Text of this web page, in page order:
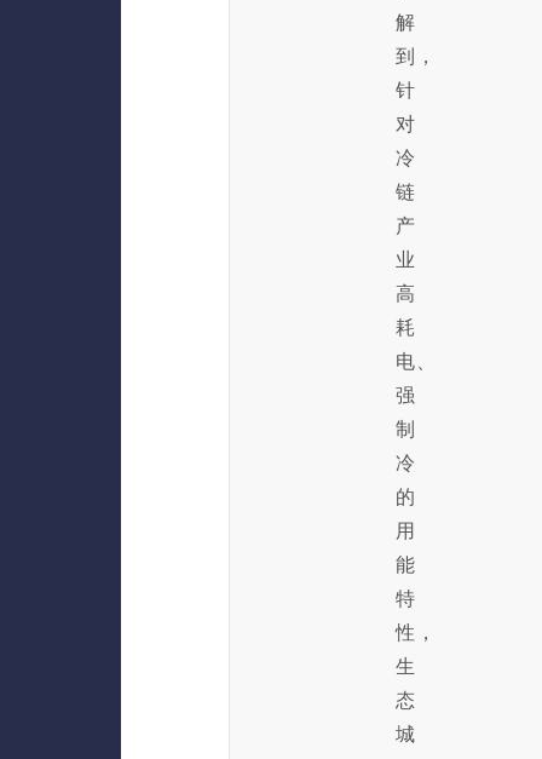
解
到，
针
对
冷
链
产
业
高
耗
电、
强
制
冷
的
用
能
特
性，
生
态
城